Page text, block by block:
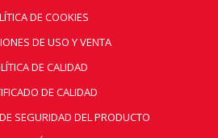
DE COOKIES
DE USO Y VENTA
DE CALIDAD
DE CALIDAD
SEGURIDAD DEL PRODUCTO